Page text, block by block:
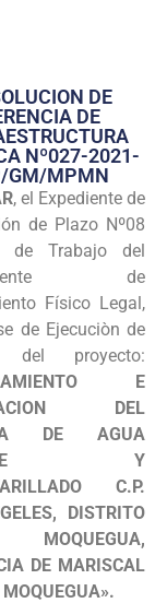
Transparencia
Seguridad
Programas
Intranet
DE
DE
Nº027-2021-
GM/MPMN
, el Expediente de
de Plazo Nº08
de Trabajo del
de
Físico Legal,
de Ejecuciòn de
del proyecto:
E
DEL
DE AGUA
Y
C.P.
DISTRITO
DE MARISCAL